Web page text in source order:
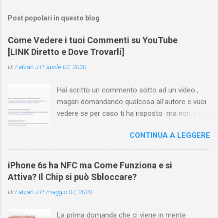
Post popolari in questo blog
Come Vedere i tuoi Commenti su YouTube
[LINK Diretto e Dove Trovarli]
DiFabian J.P. aprile 02, 2020
Hai scritto un commento sotto ad un video ,
magari domandando qualcosa all'autore e vuoi
vedere se per caso ti ha risposto ma non trovi
nessuna voce del tipo " cronologia commenti
YouTube " o cose simili? Vuoi sapere come
farlo sia se accedi dal tuo computer (PC/Mac)
oppure tramite smartphone (Android o iPhone)
usando l'app ? In questa guida ti mostrerò dove
trovare i propri commenti di YouTube , ossia
CONTINUA A LEGGERE
iPhone 6s ha NFC ma Come Funziona e si
Attiva? Il Chip si può Sbloccare?
DiFabian J.P. maggio 07, 2020
La prima domanda che ci viene in mente